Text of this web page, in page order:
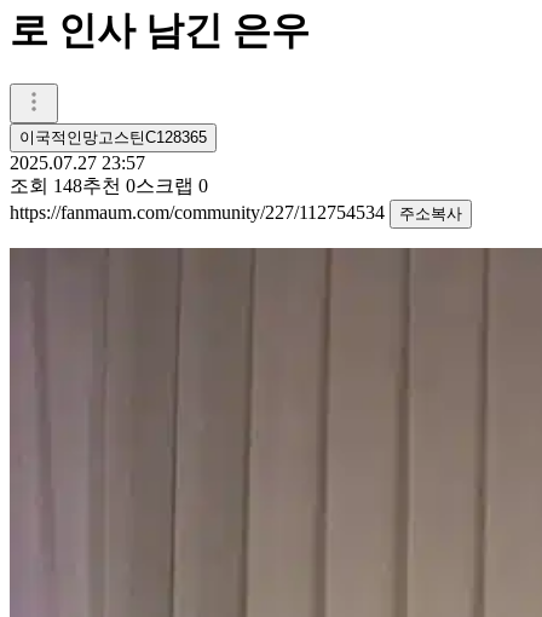
로 인사 남긴 은우
이국적인망고스틴C128365
2025.07.27 23:57
조회 148추천 0스크랩 0
https://fanmaum.com/community/227/112754534
주소복사